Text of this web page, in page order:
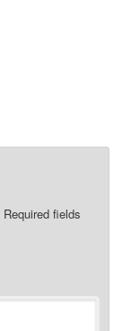
Required fields